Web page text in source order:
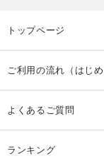
トップページ
ご利用の流れ（はじめ
よくあるご質問
ランキング